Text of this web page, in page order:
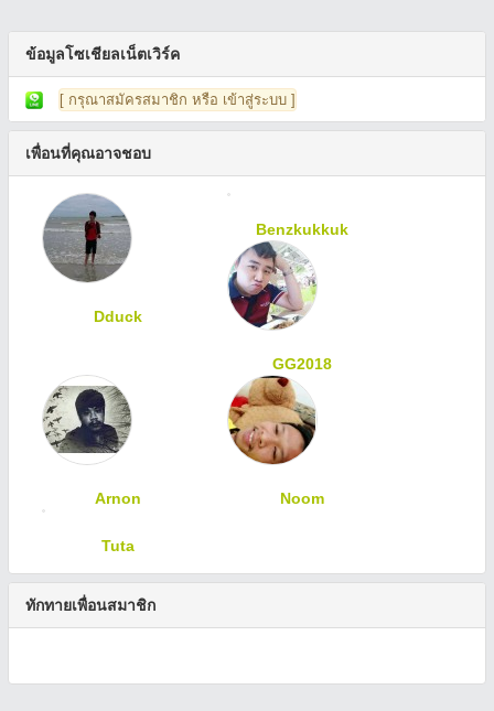
ข้อมูลโซเชียลเน็ตเวิร์ค
[ กรุณาสมัครสมาชิก หรือ เข้าสู่ระบบ ]
เพื่อนที่คุณอาจชอบ
Dduck
Benzkukkuk
GG2018
Arnon Noom
Tuta
ทักทายเพื่อนสมาชิก